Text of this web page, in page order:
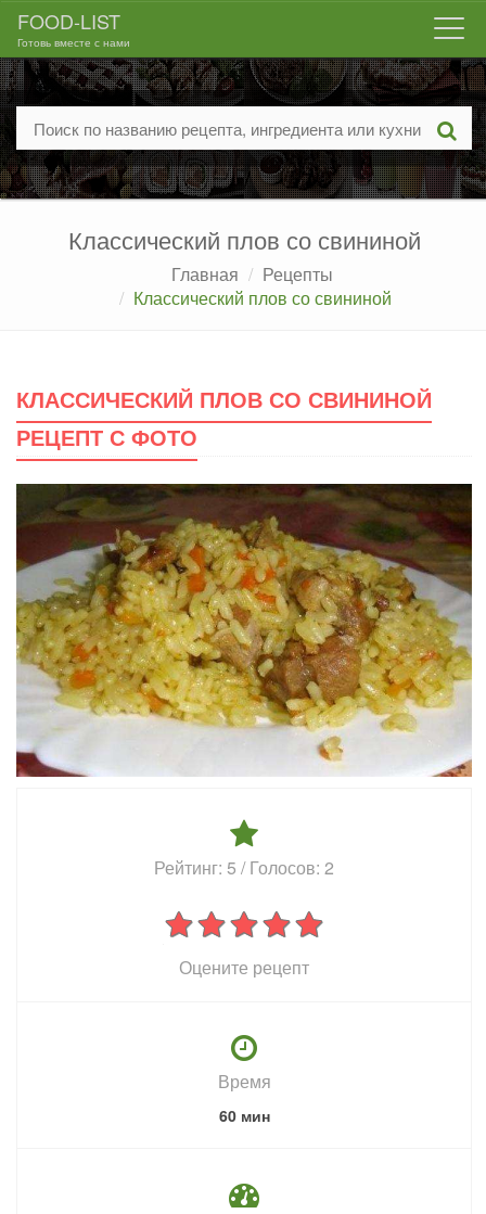
FOOD-LIST
Готовь вместе с нами
Классический плов со свининой
Главная
Рецепты
Классический плов со свининой
КЛАССИЧЕСКИЙ ПЛОВ СО СВИНИНОЙ
РЕЦЕПТ С ФОТО
Рейтинг: 5 / Голосов: 2
Оцените рецепт
Время
60 мин